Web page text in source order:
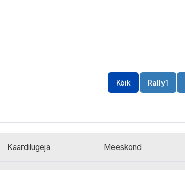
Kõik Rally1
Kaardilugeja Meeskond